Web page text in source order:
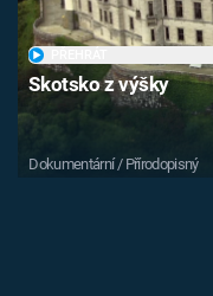
Skotsko z výšky
Dokumentární / Přírodopisný